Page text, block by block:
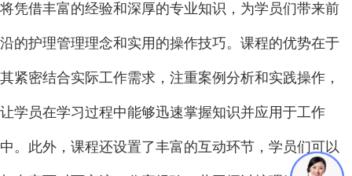
将凭借丰富的经验和深厚的专业知识，为学员们带来前
沿的护理管理理念和实用的操作技巧。课程的优势在于
其紧密结合实际工作需求，注重案例分析和实践操作，
让学员在学习过程中能够迅速掌握知识并应用于工作
中。此外，课程还设置了丰富的互动环节，学员们可以